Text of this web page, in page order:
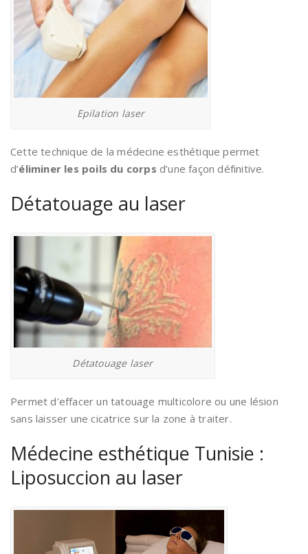
Epilation laser
Cette technique de la médecine esthétique permet
d’éliminer les poils du corps d’une façon définitive.
Détatouage au laser
Détatouage laser
Permet d’effacer un tatouage multicolore ou une lésion
sans laisser une cicatrice sur la zone à traiter.
Médecine esthétique Tunisie :
Liposuccion au laser